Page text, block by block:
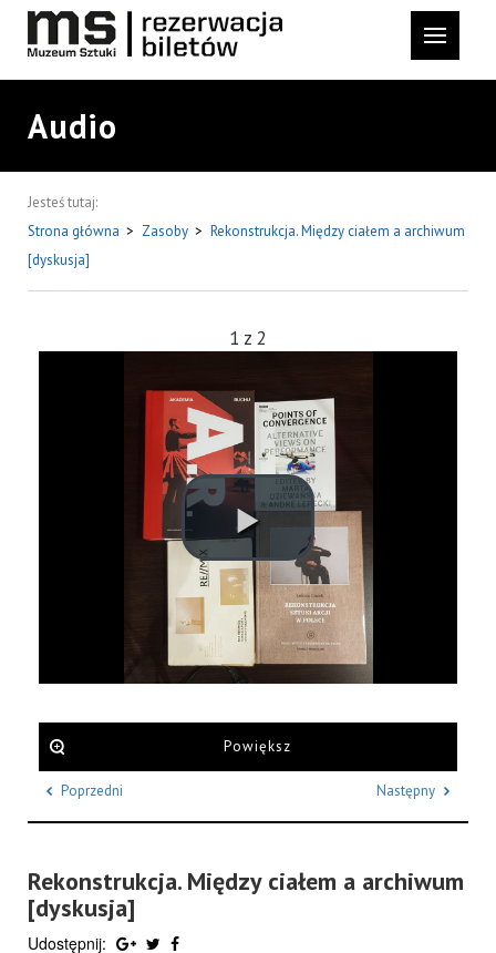
Audio
Jesteś tutaj:
Strona główna > Zasoby > Rekonstrukcja. Między ciałem a archiwum
[dyskusja]
1 z 2
Powiększ
Poprzedni Następny
Rekonstrukcja. Między ciałem a archiwum
[dyskusja]
Udostępnij: